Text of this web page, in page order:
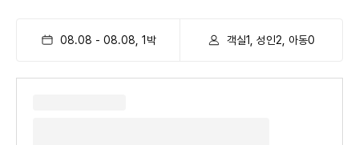
08.08 - 08.08 1 박 객실1, 성인2, 아동0